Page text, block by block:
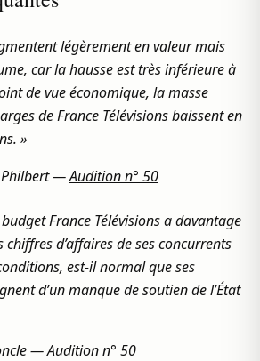
légèrement en valeur mais
car la hausse est très inférieure à
de vue économique, la masse
de France Télévisions baissent en
»
—Audition n° 50
France Télévisions a davantage
d’affaires de ses concurrents
est‑il normal que ses
d’un manque de soutien de l’État
—Audition n° 50